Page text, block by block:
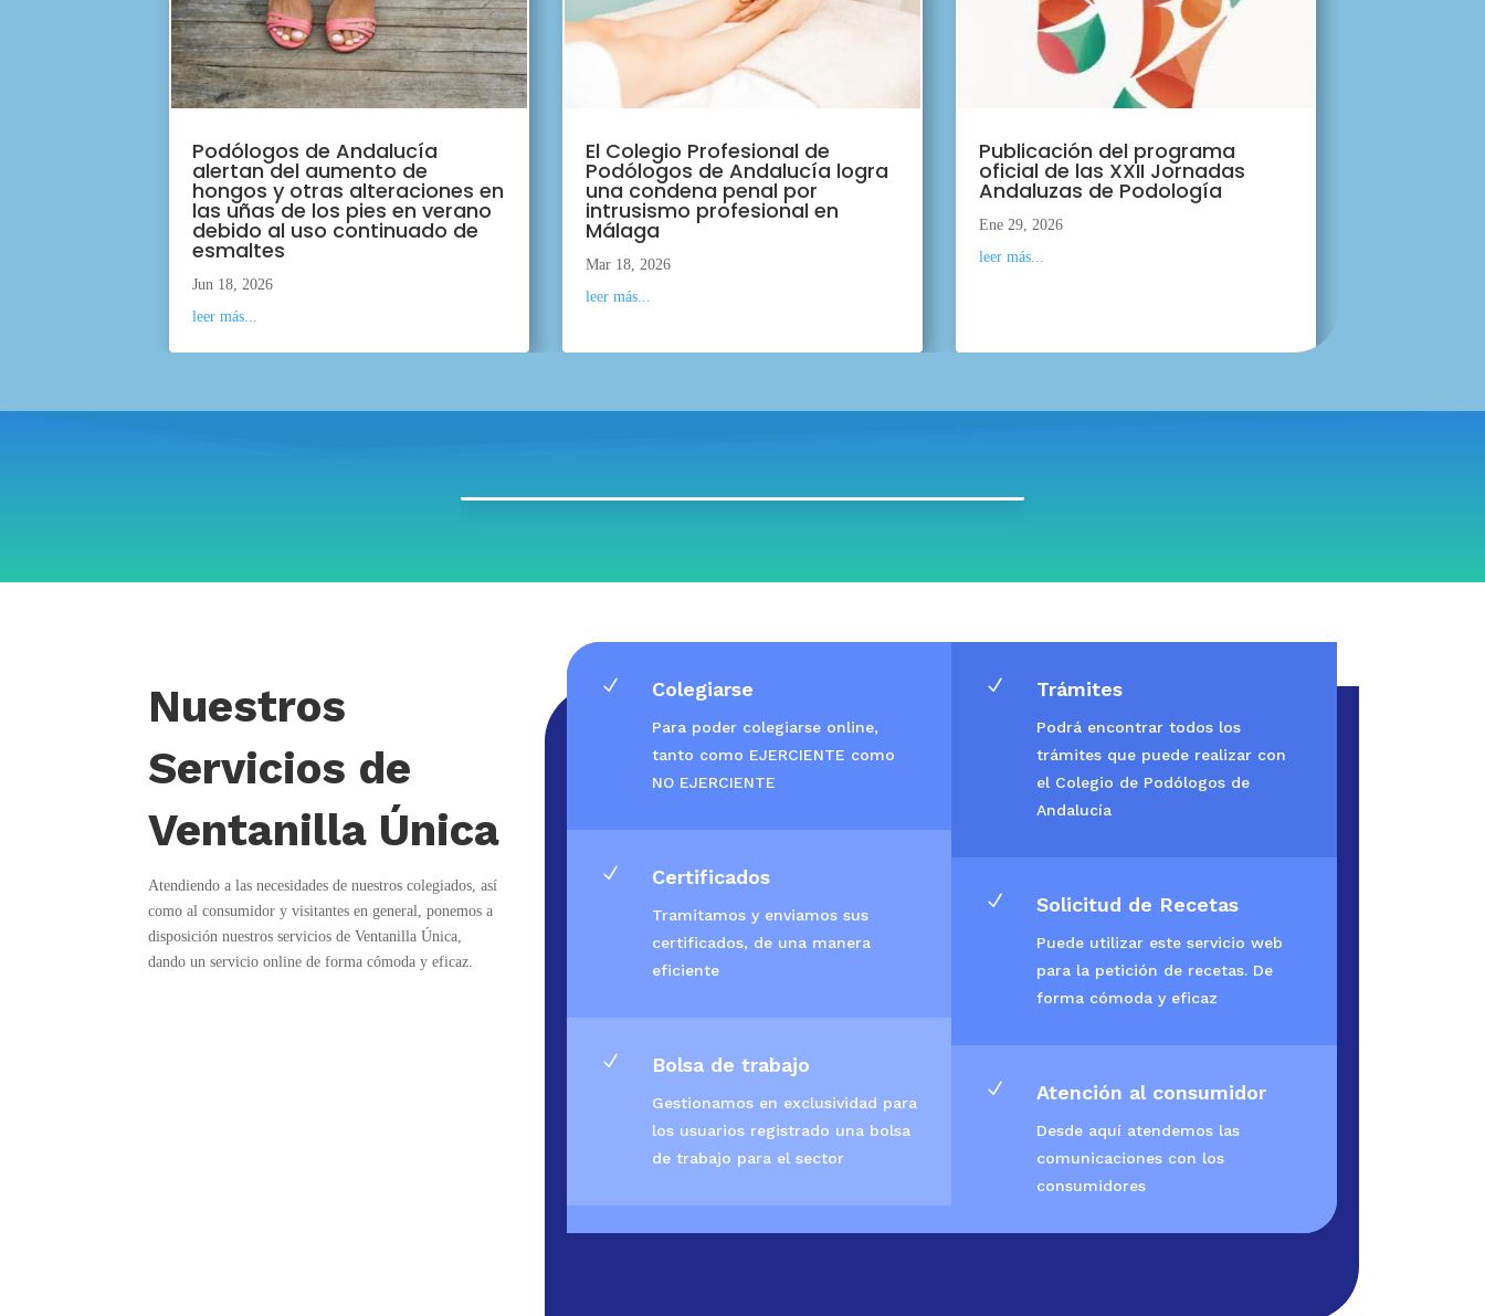
Podólogos de Andalucía
alertan del aumento de
hongos y otras alteraciones en
las uñas de los pies en verano
debido al uso continuado de
esmaltes
Jun 18, 2026
leer más...
El Colegio Profesional de
Podólogos de Andalucía logra
una condena penal por
intrusismo profesional en
Málaga
Mar 18, 2026
leer más...
Publicación del programa
oficial de las XXII Jornadas
Andaluzas de Podología
Ene 29, 2026
leer más...
Nuestros
Servicios de
Ventanilla Única
Atendiendo a las necesidades de nuestros colegiados, así
como al consumidor y visitantes en general, ponemos a
disposición nuestros servicios de Ventanilla Única,
dando un servicio online de forma cómoda y eficaz.
N Colegiarse
Para poder colegiarse online,
tanto como EJERCIENTE como
NO EJERCIENTE
N Certificados
Tramitamos y enviamos sus
certificados, de una manera
eficiente
N Bolsa de trabajo
Gestionamos en exclusividad para
los usuarios registrado una bolsa
de trabajo para el sector
N Trámites
Podrá encontrar todos los
trámites que puede realizar con
el Colegio de Podólogos de
Andalucía
N Solicitud de Recetas
Puede utilizar este servicio web
para la petición de recetas. De
forma cómoda y eficaz
N Atención al consumidor
Desde aquí atendemos las
comunicaciones con los
consumidores